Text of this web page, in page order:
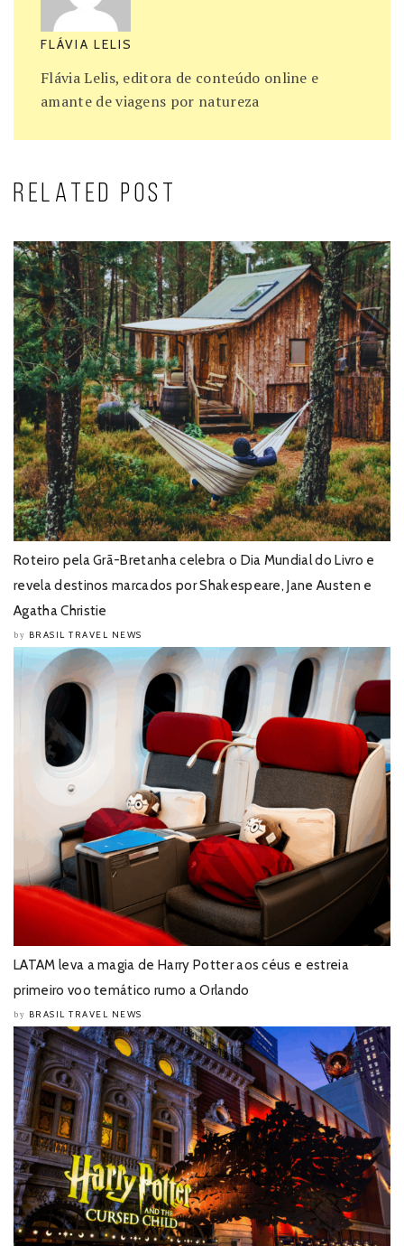
FLÁVIA LELIS
Flávia Lelis, editora de conteúdo online e
amante de viagens por natureza
RELATED POST
Roteiro pela Grã-Bretanha celebra o Dia Mundial do Livro e
revela destinos marcados por Shakespeare, Jane Austen e
Agatha Christie
by BRASIL TRAVEL NEWS
LATAM leva a magia de Harry Potter aos céus e estreia
primeiro voo temático rumo a Orlando
by BRASIL TRAVEL NEWS